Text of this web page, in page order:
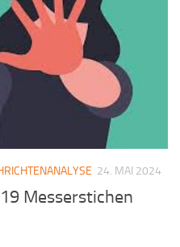
24. MAI 2024
Messerstichen